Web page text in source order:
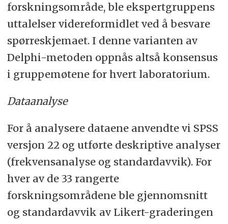
forskningsområde, ble ekspertgruppens
uttalelser videreformidlet ved å besvare
spørreskjemaet. I denne varianten av
Delphi-metoden oppnås altså konsensus
i gruppemøtene for hvert laboratorium.
Dataanalyse
For å analysere dataene anvendte vi SPSS
versjon 22 og utførte deskriptive analyser
(frekvensanalyse og standardavvik). For
hver av de 33 rangerte
forskningsområdene ble gjennomsnitt
og standardavvik av Likert-graderingen